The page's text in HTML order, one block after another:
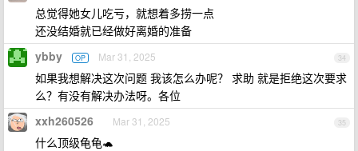
总觉得她女儿吃亏，就想着多捞一点
还没结婚就已经做好离婚的准备
34
ybby OP Mar 31, 2025
如果我想解决这次问题 我该怎么办呢？ 求助 就是拒绝这次要求
么？有没有解决办法呀。各位
35
xxh260526 Mar 31, 2025
什么顶级龟龟🐢